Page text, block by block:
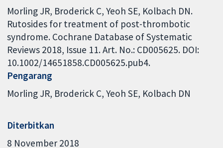
Morling JR, Broderick C, Yeoh SE, Kolbach DN.
Rutosides for treatment of post-thrombotic
syndrome. Cochrane Database of Systematic
Reviews 2018, Issue 11. Art. No.: CD005625. DOI:
10.1002/14651858.CD005625.pub4.
Pengarang
Morling JR Broderick C Yeoh SE Kolbach DN
Diterbitkan
8 November 2018